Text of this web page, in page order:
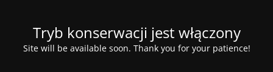
Tryb konserwacji jest włączony
Site will be available soon. Thank you for your patience!